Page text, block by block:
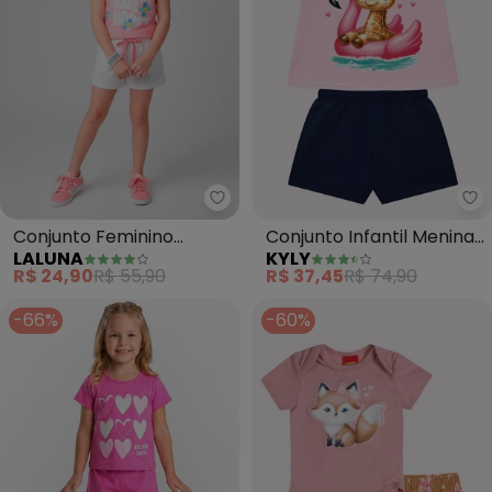
Laluna - Conjunto Feminino
Conjunto Feminino
Flowers Make Me (Rosa)
LALUNA
R$ 24,90R$ 55,90
Conjunto Infantil Menina
em Algodão (Rosa)
KYLY
R$ 37,45R$ 74,90
-66%
-60%